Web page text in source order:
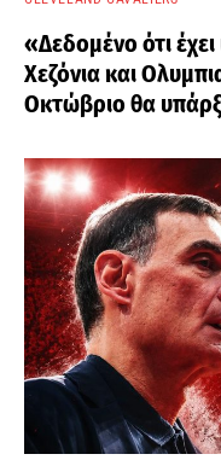
«Δεδομένο ότι
Χεζόνια και
Οκτώβριο θα